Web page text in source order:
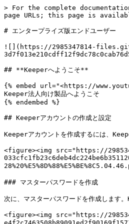
> For the complete documentation index, see [llms.txt](https://docs.keeper.io/llms.txt). Markdown versions of documentation pages are available by appending `.md` to page URLs; this page is available as [Markdown](https://docs.keeper.io/user-guides/jp/enterprise-end-user-setup-master-password.md).

# エンタープライズ版エンドユーザー

![](https://2985347814-files.gitbook.io/~/files/v0/b/gitbook-x-prod.appspot.com/o/spaces%2F6Y1mjnoaNcCi93oXSTE3%2Fuploads%2Fgit-blob-3d7f013e210cdff12f9dc78c0cab76d502c8a91a%2Fenterprise-end-user-header.png?alt=media)

## **Keeperへようこそ**

{% embed url="<https://www.youtube.com/watch?list=PL6ULGsuC_265LbYnY9411U_TdzKc7pAMX&v=J2QkmOxF7yw>" %}
Keeper法人向け製品へようこそ
{% endembed %}

## Keeperアカウントの作成と設定

Keeperアカウントを作成するには、Keeper管理者から送信された招待メール内&#x306E;**\[今すぐアカウントをセットアップ]**&#x30DC;タンをクリックします。

<figure><img src="https://2985347814-files.gitbook.io/~/files/v0/b/gitbook-x-prod.appspot.com/o/spaces%2F6Y1mjnoaNcCi93oXSTE3%2Fuploads%2Fgit-blob-033cfc1fb23c6deb4dc224be6b351120eefb4477%2F%E3%82%B9%E3%82%AF%E3%83%AA%E3%83%BC%E3%83%B3%E3%82%B7%E3%83%A7%E3%83%83%E3%83%88%202022-11-28%20%E5%8D%88%E5%BE%8C5.04.46.png?alt=media" alt=""><figcaption><p>Keeperからの招待メール</p></figcaption></figure>

### マスターパスワードを作成

次に、マスターパスワードを作成します。Keeperでの使用に限定した強力なマスターパスワードを設定します。マスターパスワードに関しては覚えておく必要があります。

<figure><img src="https://2985347814-files.gitbook.io/~/files/v0/b/gitbook-x-prod.appspot.com/o/spaces%2F6Y1mjnoaNcCi93oXSTE3%2Fuploads%2Fgit-blob-e4f2c7463508b89091ed2f90169f15716fb298ff%2F%E6%96%B0%E8%A6%8F%E4%BD%9C%E6%88%90%E7%94%BB%E9%9D%A2.png?alt=media" alt=""><figcaption><p>マスターパスワードを作成</p></figcaption></figure>

### 2要素認証 (2FA) の設定

2要素認証 (2FA) を設定すると、Keeperボルト (保管庫) へのログイン時に2つ目のパスコードが必要となるので安全性が向上します。DuoやRSAなどの一部の二要素認証方式では、Keeper管理者が管理コンソールにログインして事前設定を行う必要がありますが、GoogleやMicrosoftの認証アプリ (Authenticator) などのTOTP生成アプリを利用する場合は、ユーザー個人で設定できます。

**アカウントのドロップダウンメニュー** (画面右上のメールアドレスが表示されて